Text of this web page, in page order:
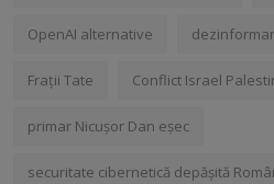
OpenAI alternative
Frații Tate Conflict Israel
primar Nicușor Dan eșec
securitate cibernetică depășită